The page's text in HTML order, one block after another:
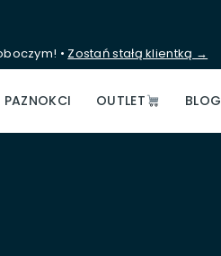
• Zostań stałą klientką →
PAZNOKCI OUTLET BLOG